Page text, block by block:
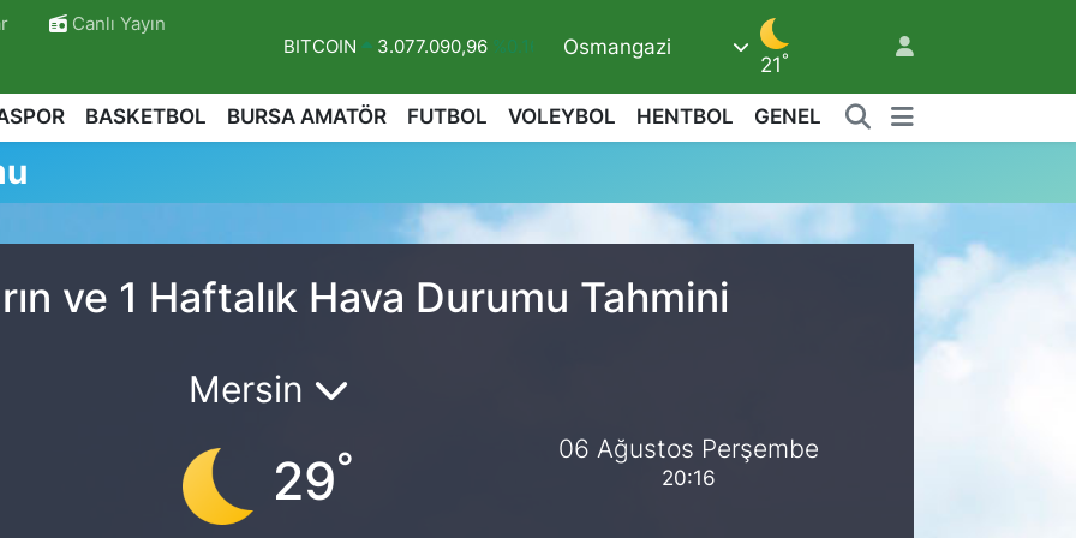
Canlı Yayın
BITCOIN 3.077.090,96 %0.16
DOLAR
47,6006 %0.06
6500.87 %0.12
Osmangazi
21°
BASKETBOL BURSA AMATÖR FUTBOL VOLEYBOL HENTBOL GENEL
ve 1 Haftalık Hava Durumu Tahmini
Mersin
29° 06 Ağustos Perşembe
20:16